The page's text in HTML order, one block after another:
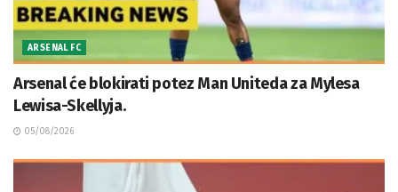
ARSENAL FC
Arsenal će blokirati potez Man Uniteda za Mylesa
Lewisa-Skellyja.
05/08/2026